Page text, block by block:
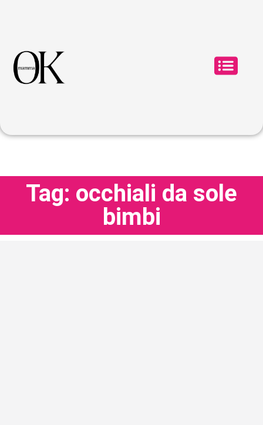
Tag: occhiali da sole
bimbi